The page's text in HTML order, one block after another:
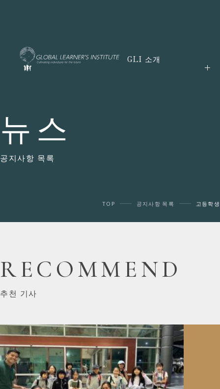
GLI 소개
뉴스
공지사항 목록
TOP 공지사항 목록 고등학생
RECOMMEND
추천 기사